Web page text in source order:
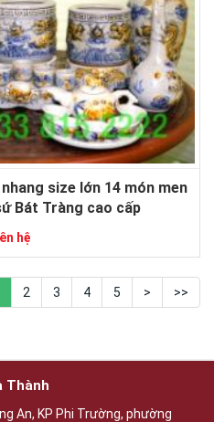
size lớn 14 món men
Bát Tràng cao cấp
hệ
2 3 4 5 > >>
Thành
An, KP Phi Trường, phường